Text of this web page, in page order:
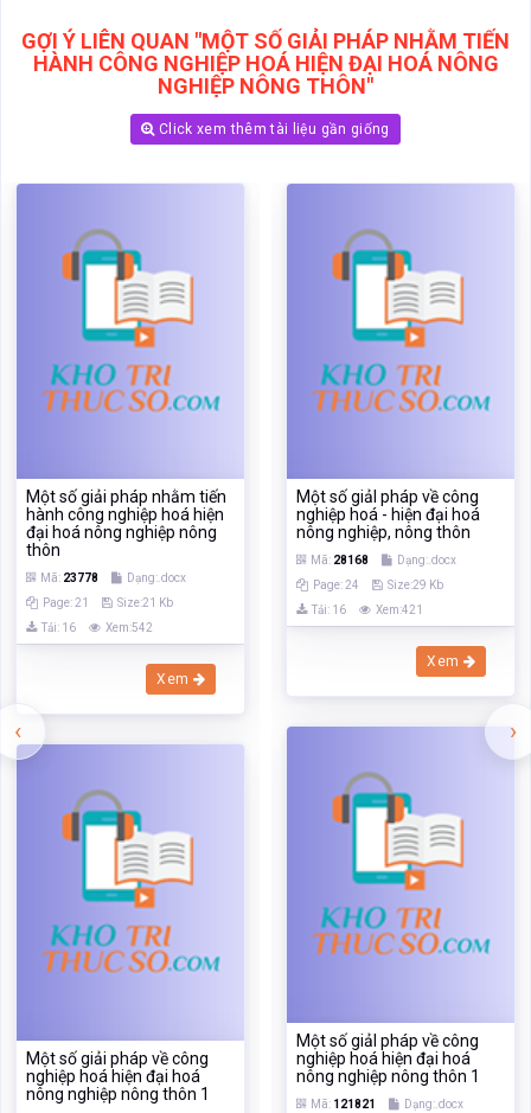
GỢI Ý LIÊN QUAN "MỘT SỐ GIẢI PHÁP NHẰM TIẾN
HÀNH CÔNG NGHIỆP HOÁ HIỆN ĐẠI HOÁ NÔNG
NGHIỆP NÔNG THÔN"
Click xem thêm tài liệu gần giống
Một số giải pháp nhằm tiến
hành công nghiệp hoá hiện
đại hoá nông nghiệp nông
thôn
Mã: 23778
Dạng:.docx
Page: 21
Size:21 Kb
Tải: 16
Xem:542
Xem
Một số giải pháp về công
nghiệp hoá hiện đại hoá
nông nghiệp nông thôn 1
Một số giảI pháp về công
nghiệp hoá - hiện đại hoá
nông nghiệp, nông thôn
Mã: 28168
Dạng:.docx
Page: 24
Size:29 Kb
Tải: 16
Xem:421
Xem
Một số giảI pháp về công
nghiệp hoá hiện đại hoá
nông nghiệp nông thôn 1
Mã: 121821
Dạng:.docx
‹ ›